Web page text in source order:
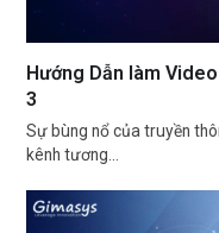
Hướng Dẫn làm
3
Sự bùng nổ của truyền
kênh tương…